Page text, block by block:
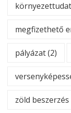
megfizethető
pályázat(2)
zöld beszerzés